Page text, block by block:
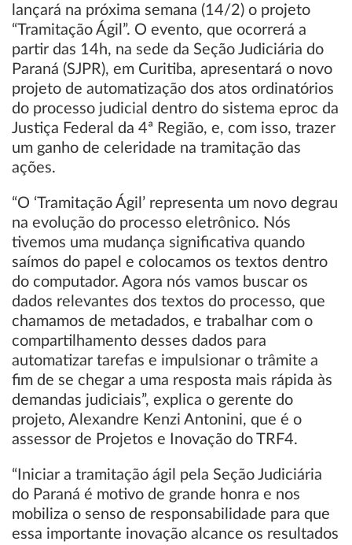
lançará na próxima semana (14/2) o projeto
“Tramitação Ágil”. O evento, que ocorrerá a
partir das 14h, na sede da Seção Judiciária do
Paraná (SJPR), em Curitiba, apresentará o novo
projeto de automatização dos atos ordinatórios
do processo judicial dentro do sistema eproc da
Justiça Federal da 4ª Região, e, com isso, trazer
um ganho de celeridade na tramitação das
ações.
“O ‘Tramitação Ágil’ representa um novo degrau
na evolução do processo eletrônico. Nós
tivemos uma mudança significativa quando
saímos do papel e colocamos os textos dentro
do computador. Agora nós vamos buscar os
dados relevantes dos textos do processo, que
chamamos de metadados, e trabalhar com o
compartilhamento desses dados para
automatizar tarefas e impulsionar o trâmite a
fim de se chegar a uma resposta mais rápida às
demandas judiciais”, explica o gerente do
projeto, Alexandre Kenzi Antonini, que é o
assessor de Projetos e Inovação do TRF4.
“Iniciar a tramitação ágil pela Seção Judiciária
do Paraná é motivo de grande honra e nos
mobiliza o senso de responsabilidade para que
essa importante inovação alcance os resultados